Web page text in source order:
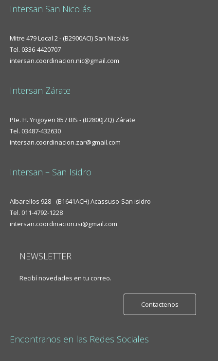
Intersan San Nicolás
Mitre 479 Local 2 - (B2900ACI) San Nicolás
Tel. 0336-4420707
intersan.coordinacion.nic@gmail.com
Intersan Zárate
Pte. H. Yrigoyen 857 BIS - (B2800JZQ) Zárate
Tel. 03487-432630
intersan.coordinacion.zar@gmail.com
Intersan – San Isidro
Albarellos 928 - (B1641ACH) Acassuso-San isidro
Tel. 011-4792-1228
intersan.coordinacion.isi@gmail.com
NEWSLETTER
Recibí novedades en tu correo.
Contactenos
Encontranos en las Redes Sociales